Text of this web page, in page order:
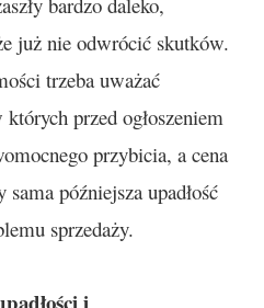
już nie odwrócić skutków.
trzeba uważać
przed ogłoszeniem
przybicia, a cena
sama późniejsza upadłość
sprzedaży.
i